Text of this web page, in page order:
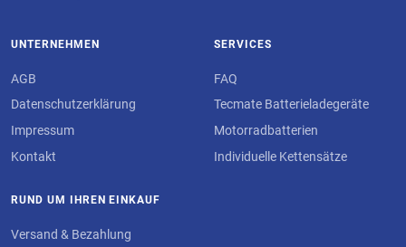
UNTERNEHMEN
AGB
Datenschutzerklärung
Impressum
Kontakt
SERVICES
FAQ
Tecmate Batterieladegeräte
Motorradbatterien
Individuelle Kettensätze
RUND UM IHREN EINKAUF
Versand & Bezahlung